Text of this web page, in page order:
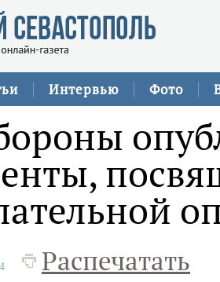
Интервью Фото
Распечатать